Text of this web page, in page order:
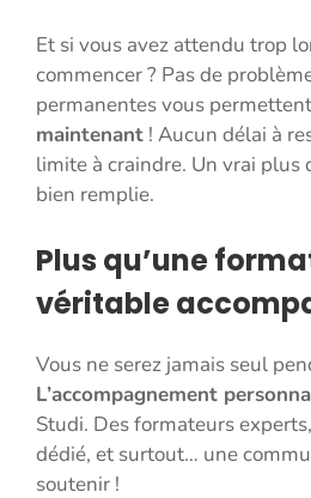
Et si vous avez attendu trop
commencer ? Pas de
permanentes vous
maintenant ! Aucun délai à
limite à craindre. Un vrai plus
bien remplie.
Plus qu’une
véritable
Vous ne serez jamais seul
L’accompagnement
Studi. Des formateurs
dédié, et surtout… une
soutenir !